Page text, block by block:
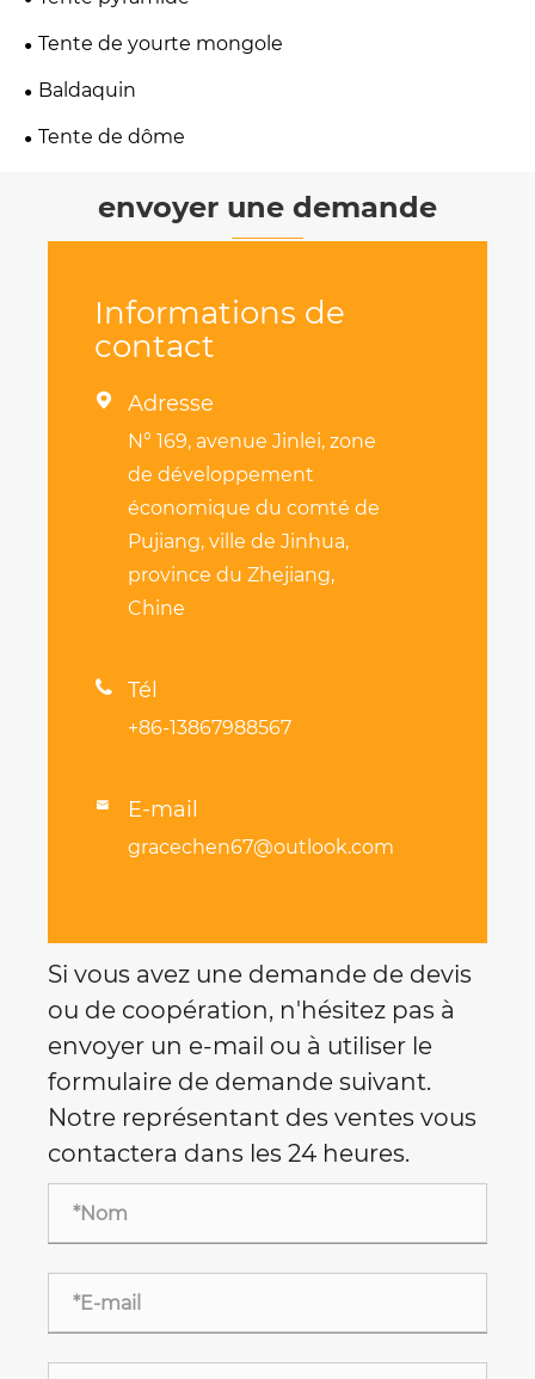
Tente de yourte mongole
Baldaquin
Tente de dôme
envoyer une demande
Informations de
contact
 Adresse
N° 169, avenue Jinlei, zone
de développement
économique du comté de
Pujiang, ville de Jinhua,
province du Zhejiang,
Chine
 Tél
+86-13867988567
 E-mail
gracechen67@outlook.com
Si vous avez une demande de devis
ou de coopération, n'hésitez pas à
envoyer un e-mail ou à utiliser le
formulaire de demande suivant.
Notre représentant des ventes vous
contactera dans les 24 heures.